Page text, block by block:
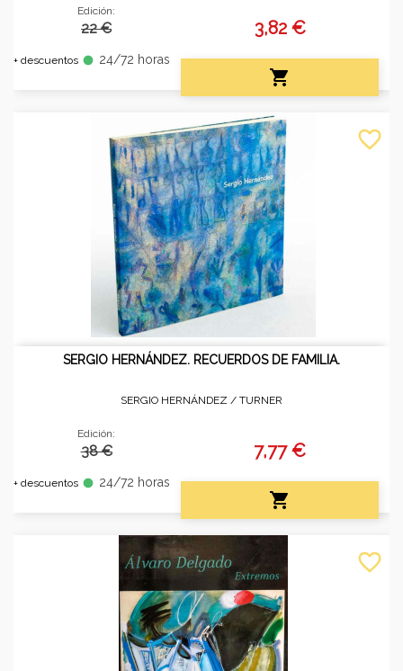
Edición:
22 €
+ descuentos fiber_manual_record 24/72 horas
3,82 €

SERGIO HERNÁNDEZ. RECUERDOS DE FAMILIA.
SERGIO HERNÁNDEZ / TURNER
Edición:
38 €
+ descuentos fiber_manual_record 24/72 horas
7,77 €

favorite_border
favorite_border